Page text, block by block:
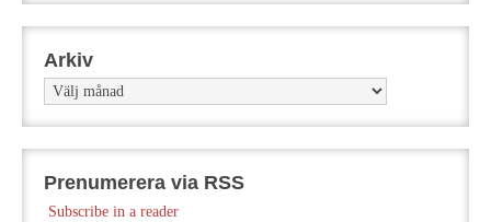
Arkiv
Arkiv
Prenumerera via RSS
Subscribe in a reader